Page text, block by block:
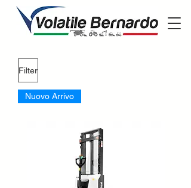
Filter
Nuovo Arrivo